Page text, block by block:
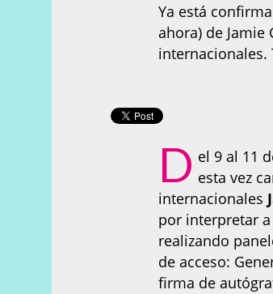
Ya está
ahora) de Jamie
internacionales.
D el 9 al 11
esta vez
internacionales
por interpretar
realizando
de acceso:
firma de